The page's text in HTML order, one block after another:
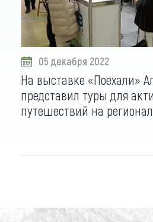
05 декабря 2022
На выставке «Поехали»
представил туры для
путешествий на